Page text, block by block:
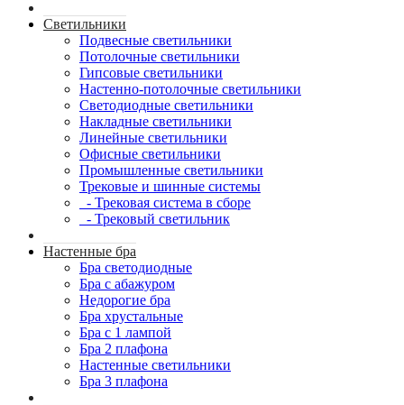
Светильники
Подвесные светильники
Потолочные светильники
Гипсовые светильники
Настенно-потолочные светильники
Светодиодные светильники
Накладные светильники
Линейные светильники
Офисные светильники
Промышленные светильники
Трековые и шинные системы
- Трековая система в сборе
- Трековый светильник
Настенные бра
Бра светодиодные
Бра с абажуром
Недорогие бра
Бра хрустальные
Бра с 1 лампой
Бра 2 плафона
Настенные светильники
Бра 3 плафона